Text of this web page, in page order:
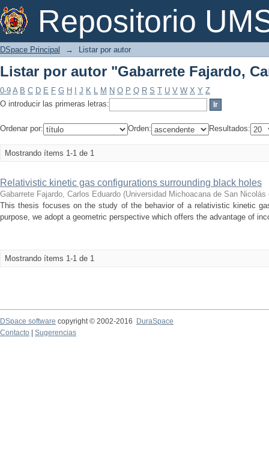
Repositorio
Listar por autor "Gabarrete Fajardo,
DSpace Principal → Listar por autor
Listar por autor "Gabarrete Fajardo,
0-9 A B C D E F G H J K L M N O P Q R S T U V W X Y Z
O introducir las primeras letras:
Ordenar por: Orden: Resultados:
Mostrando ítems 1-1 de 1
Relativistic kinetic gas configurations surrounding black holes
Gabarrete Fajardo, Carlos Eduardo (Universidad Michoacana de San Nicolás
This thesis focuses on the study of the behavior of a relativistic kinetic
purpose, we adopt a geometric perspective which offers the advantage of
Mostrando ítems 1-1 de 1
DSpace software copyright © 2002-2016
DuraSpace
Contacto
Sugerencias